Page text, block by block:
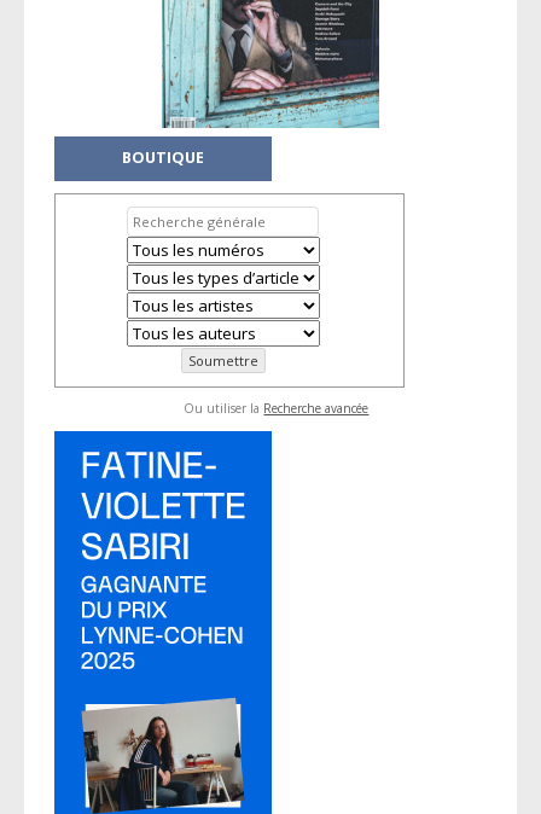
BOUTIQUE
Ou utiliser la Recherche avancée